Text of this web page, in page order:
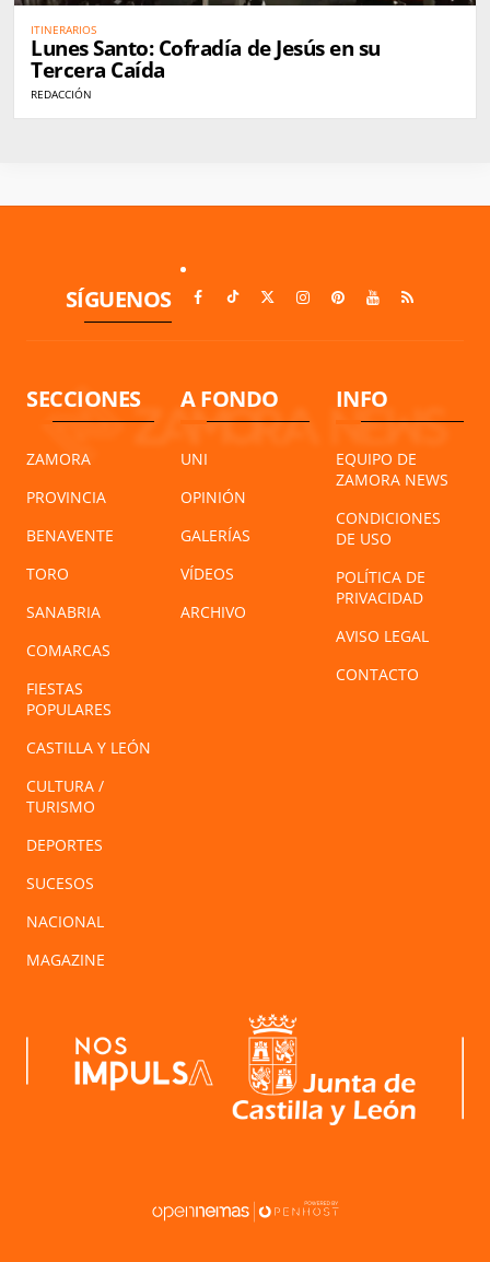
ITINERARIOS
Lunes Santo: Cofradía de Jesús en su
Tercera Caída
REDACCIÓN
SÍGUENOS
SECCIONES
ZAMORA
PROVINCIA
BENAVENTE
TORO
SANABRIA
COMARCAS
FIESTAS
POPULARES
CASTILLA Y LEÓN
CULTURA /
TURISMO
DEPORTES
SUCESOS
NACIONAL
MAGAZINE
A FONDO
UNI
OPINIÓN
GALERÍAS
VÍDEOS
ARCHIVO
INFO
EQUIPO DE
ZAMORA NEWS
CONDICIONES
DE USO
POLÍTICA DE
PRIVACIDAD
AVISO LEGAL
CONTACTO